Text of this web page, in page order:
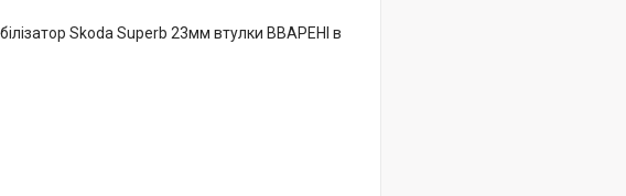
Skoda Superb 23мм втулки ВВАРЕНІ в